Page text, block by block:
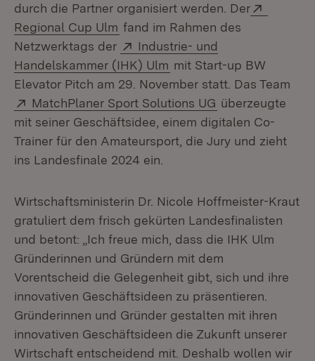
durch die Partner organisiert werden. Der
Regional Cup Ulm (Öffnet in neuem Fenster)
fand im Rahmen des
Netzwerktags der
Extern:
Industrie- und
Handelskammer (IHK) Ulm (Öffnet in neuem
mit Start-up BW
Elevator Pitch am 29. November statt. Das Team
Extern:
MatchPlaner Sport Solutions UG (Öffnet in
überzeugte
mit seiner Geschäftsidee, einem digitalen Co-
Trainer für den Amateursport, die Jury und zieht
ins Landesfinale 2024 ein.
Wirtschaftsministerin Dr. Nicole Hoffmeister-Kraut
gratuliert dem frisch gekürten Landesfinalisten
und betont: „Ich freue mich, dass die IHK Ulm
Gründerinnen und Gründern mit dem
Vorentscheid die Gelegenheit gibt, sich und ihre
innovativen Geschäftsideen zu präsentieren.
Gründerinnen und Gründer gestalten mit ihren
innovativen Geschäftsideen die Zukunft unserer
Wirtschaft entscheidend mit. Deshalb wollen wir